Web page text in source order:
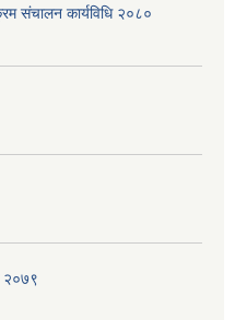
संचालन कार्यविधि २०८०
२०७९